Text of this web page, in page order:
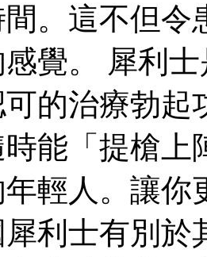
。這不但
覺。 犀利
的治療勃起
能「提槍上
輕人。讓你
利士有別